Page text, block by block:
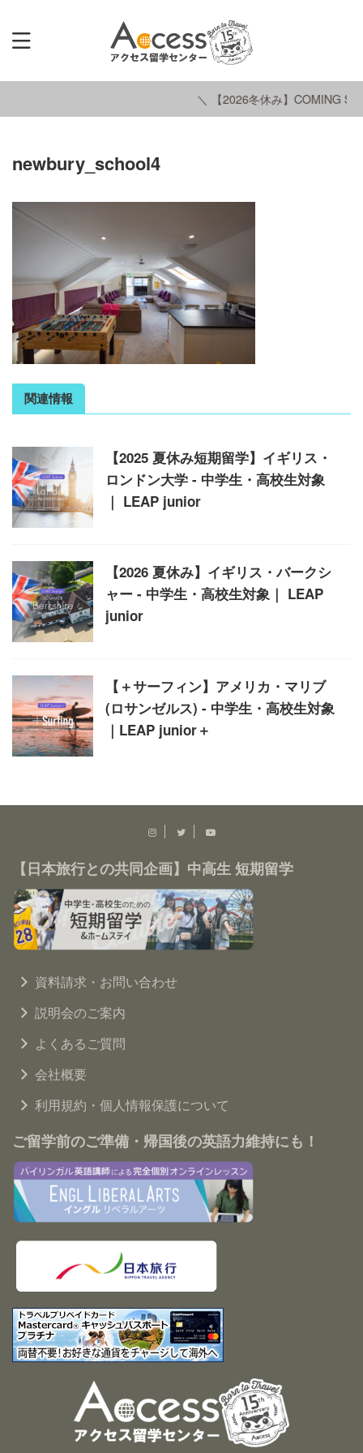
＼ 【2026冬休み】COMING
newbury_school4
関連情報
【2025 夏休み短期留学】イギリス・
ロンドン大学 - 中学生・高校生対象
｜ LEAP junior
【2026 夏休み】イギリス・バークシ
ャー - 中学生・高校生対象｜ LEAP
junior
【＋サーフィン】アメリカ・マリブ
(ロサンゼルス) - 中学生・高校生対象
｜LEAP junior＋
【日本旅行との共同企画】中高生 短期留学
資料請求・お問い合わせ
説明会のご案内
よくあるご質問
会社概要
利用規約・個人情報保護について
ご留学前のご準備・帰国後の英語力維持にも！